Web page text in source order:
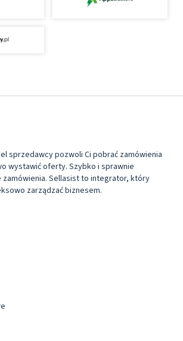
sprzedawcy pozwoli Ci pobrać zamówienia
wystawić oferty. Szybko i sprawnie
zamówienia. Sellasist to integrator, który
zarządzać biznesem.